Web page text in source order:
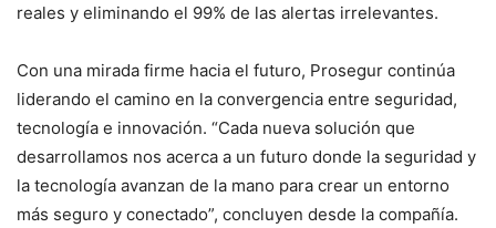
reales y eliminando el 99% de las alertas irrelevantes.
Con una mirada firme hacia el futuro, Prosegur continúa
liderando el camino en la convergencia entre seguridad,
tecnología e innovación. “Cada nueva solución que
desarrollamos nos acerca a un futuro donde la seguridad y
la tecnología avanzan de la mano para crear un entorno
más seguro y conectado”, concluyen desde la compañía.